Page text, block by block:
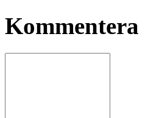
Kommentera